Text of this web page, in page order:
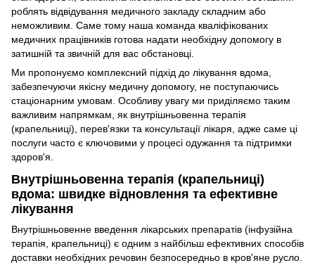
роблять відвідування медичного закладу складним або
неможливим. Саме тому наша команда кваліфікованих
медичних працівників готова надати необхідну допомогу в
затишній та звичній для вас обстановці.
Ми пропонуємо комплексний підхід до лікування вдома,
забезпечуючи якісну медичну допомогу, не поступаючись
стаціонарним умовам. Особливу увагу ми приділяємо таким
важливим напрямкам, як внутрішньовенна терапія
(крапельниці), перев'язки та консультації лікаря, адже саме ці
послуги часто є ключовими у процесі одужання та підтримки
здоров'я.
Внутрішньовенна терапія (крапельниці)
вдома: швидке відновлення та ефективне
лікування
Внутрішньовенне введення лікарських препаратів (інфузійна
терапія, крапельниці) є одним з найбільш ефективних способів
доставки необхідних речовин безпосередньо в кров'яне русло.